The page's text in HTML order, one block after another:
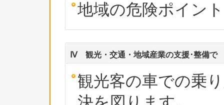
地域の危険ポイン
Ⅳ 観光・交通・地域産業の支援･整備
観光客の車での乗